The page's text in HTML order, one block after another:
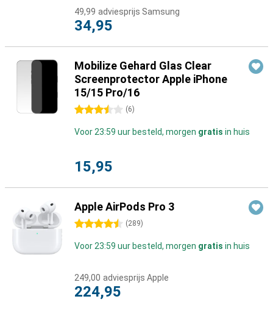
49,99 adviesprijs Samsung
34,95
Mobilize Gehard Glas Clear
Screenprotector Apple iPhone
15/15 Pro/16
3.5 sterren (6)
Voor 23:59 uur besteld, morgen gratis in huis
15,95
Apple AirPods Pro 3
4.5 sterren (289)
Voor 23:59 uur besteld, morgen gratis in huis
249,00 adviesprijs Apple
224,95